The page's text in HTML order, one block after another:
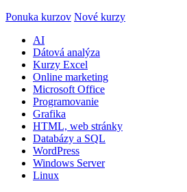
Ponuka kurzov Nové kurzy
AI
Dátová analýza
Kurzy Excel
Online marketing
Microsoft Office
Programovanie
Grafika
HTML, web stránky
Databázy a SQL
WordPress
Windows Server
Linux